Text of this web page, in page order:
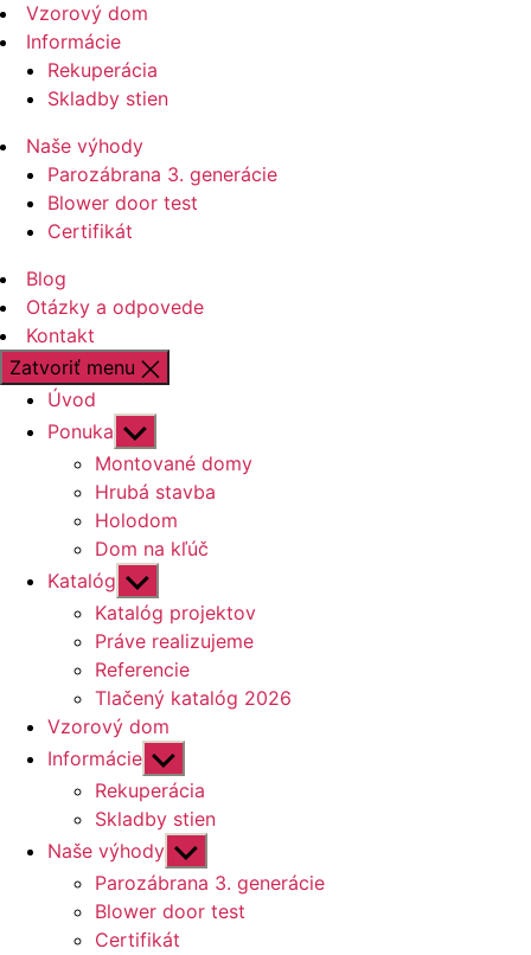
Vzorový dom
Informácie
Rekuperácia
Skladby stien
Naše výhody
Parozábrana 3. generácie
Blower door test
Certifikát
Blog
Otázky a odpovede
Kontakt
Zatvoriť menu
Úvod
Ponuka Zobraziť
druhú
úroveň
navigácie
Montované domy
Hrubá stavba
Holodom
Dom na kľúč
Katalóg Zobraziť
druhú
úroveň
navigácie
Katalóg projektov
Práve realizujeme
Referencie
Tlačený katalóg 2026
Vzorový dom
Informácie Zobraziť
druhú
úroveň
navigácie
Rekuperácia
Skladby stien
Naše výhody Zobraziť
druhú
úroveň
navigácie
Parozábrana 3. generácie
Blower door test
Certifikát